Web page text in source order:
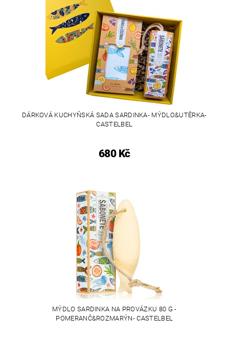
DÁRKOVÁ KUCHYŇSKÁ SADA SARDINKA- MÝDLO&UTĚRKA-
CASTELBEL
680 Kč
MÝDLO SARDINKA NA PROVÁZKU 80 G -
POMERANČ&ROZMARÝN- CASTELBEL